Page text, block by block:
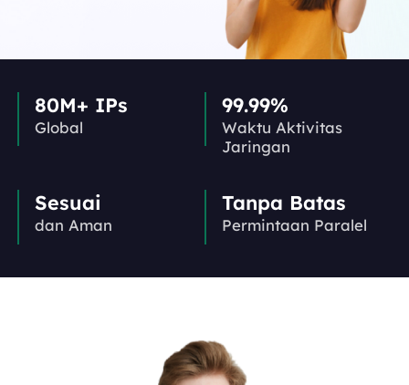
80M+ IPs
Global
99.99%
Waktu Aktivitas
Jaringan
Sesuai
dan Aman
Tanpa Batas
Permintaan Paralel